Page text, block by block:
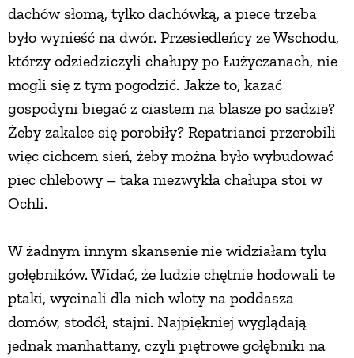
dachów słomą, tylko dachówką, a piece trzeba
było wynieść na dwór. Przesiedleńcy ze Wschodu,
którzy odziedziczyli chałupy po Łużyczanach, nie
mogli się z tym pogodzić. Jakże to, kazać
gospodyni biegać z ciastem na blasze po sadzie?
Żeby zakalce się porobiły? Repatrianci przerobili
więc cichcem sień, żeby można było wybudować
piec chlebowy – taka niezwykła chałupa stoi w
Ochli.
W żadnym innym skansenie nie widziałam tylu
gołębników. Widać, że ludzie chętnie hodowali te
ptaki, wycinali dla nich wloty na poddasza
domów, stodół, stajni. Najpiękniej wyglądają
jednak manhattany, czyli piętrowe gołębniki na